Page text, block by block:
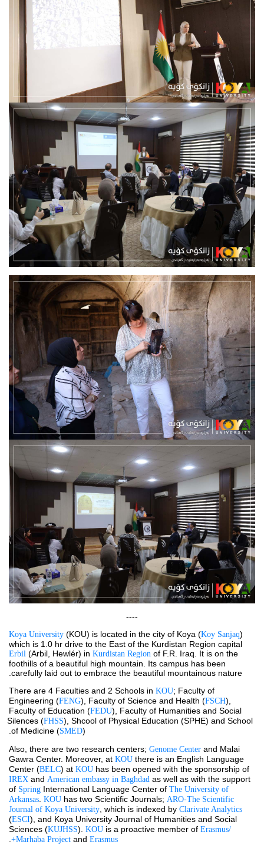
----
Koya University (KOU) is located in the city of Koya (Koy Sanjaq)
Erbil (Arbil, Hewlér) in Kurdistan Region of F.R. Iraq. It is on the
foothills of a beautiful high mountain. Its campus has been
carefully laid out to embrace the beautiful mountainous nature.
There are 4 Faculties and 2 Schools in KOU; Faculty of
Engineering (FENG), Faculty of Science and Health (FSCH),
Faculty of Education (FEDU), Faculty of Humanities and Social
Silences (FHSS), Shcool of Physical Education (SPHE) and School
of Medicine (SMED).
Also, there are two research centers; Genome Center and Malai
Gawra Center. Moreover, at KOU there is an English Language
Center (BELC) at KOU
IREX and American embassy in Baghdad as well as with the support
of Spring International Language Center of The University of
Arkansas. KOU has two Scientific Journals; ARO-The Scientific
Journal of Koya University, which is indexed by Clarivate Analytics
(ESCI), and Koya University Journal of Humanities and Social
Sciences (KUJHSS). KOU is a proactive member of Erasmus/
Marhaba Project and Erasmus+
.